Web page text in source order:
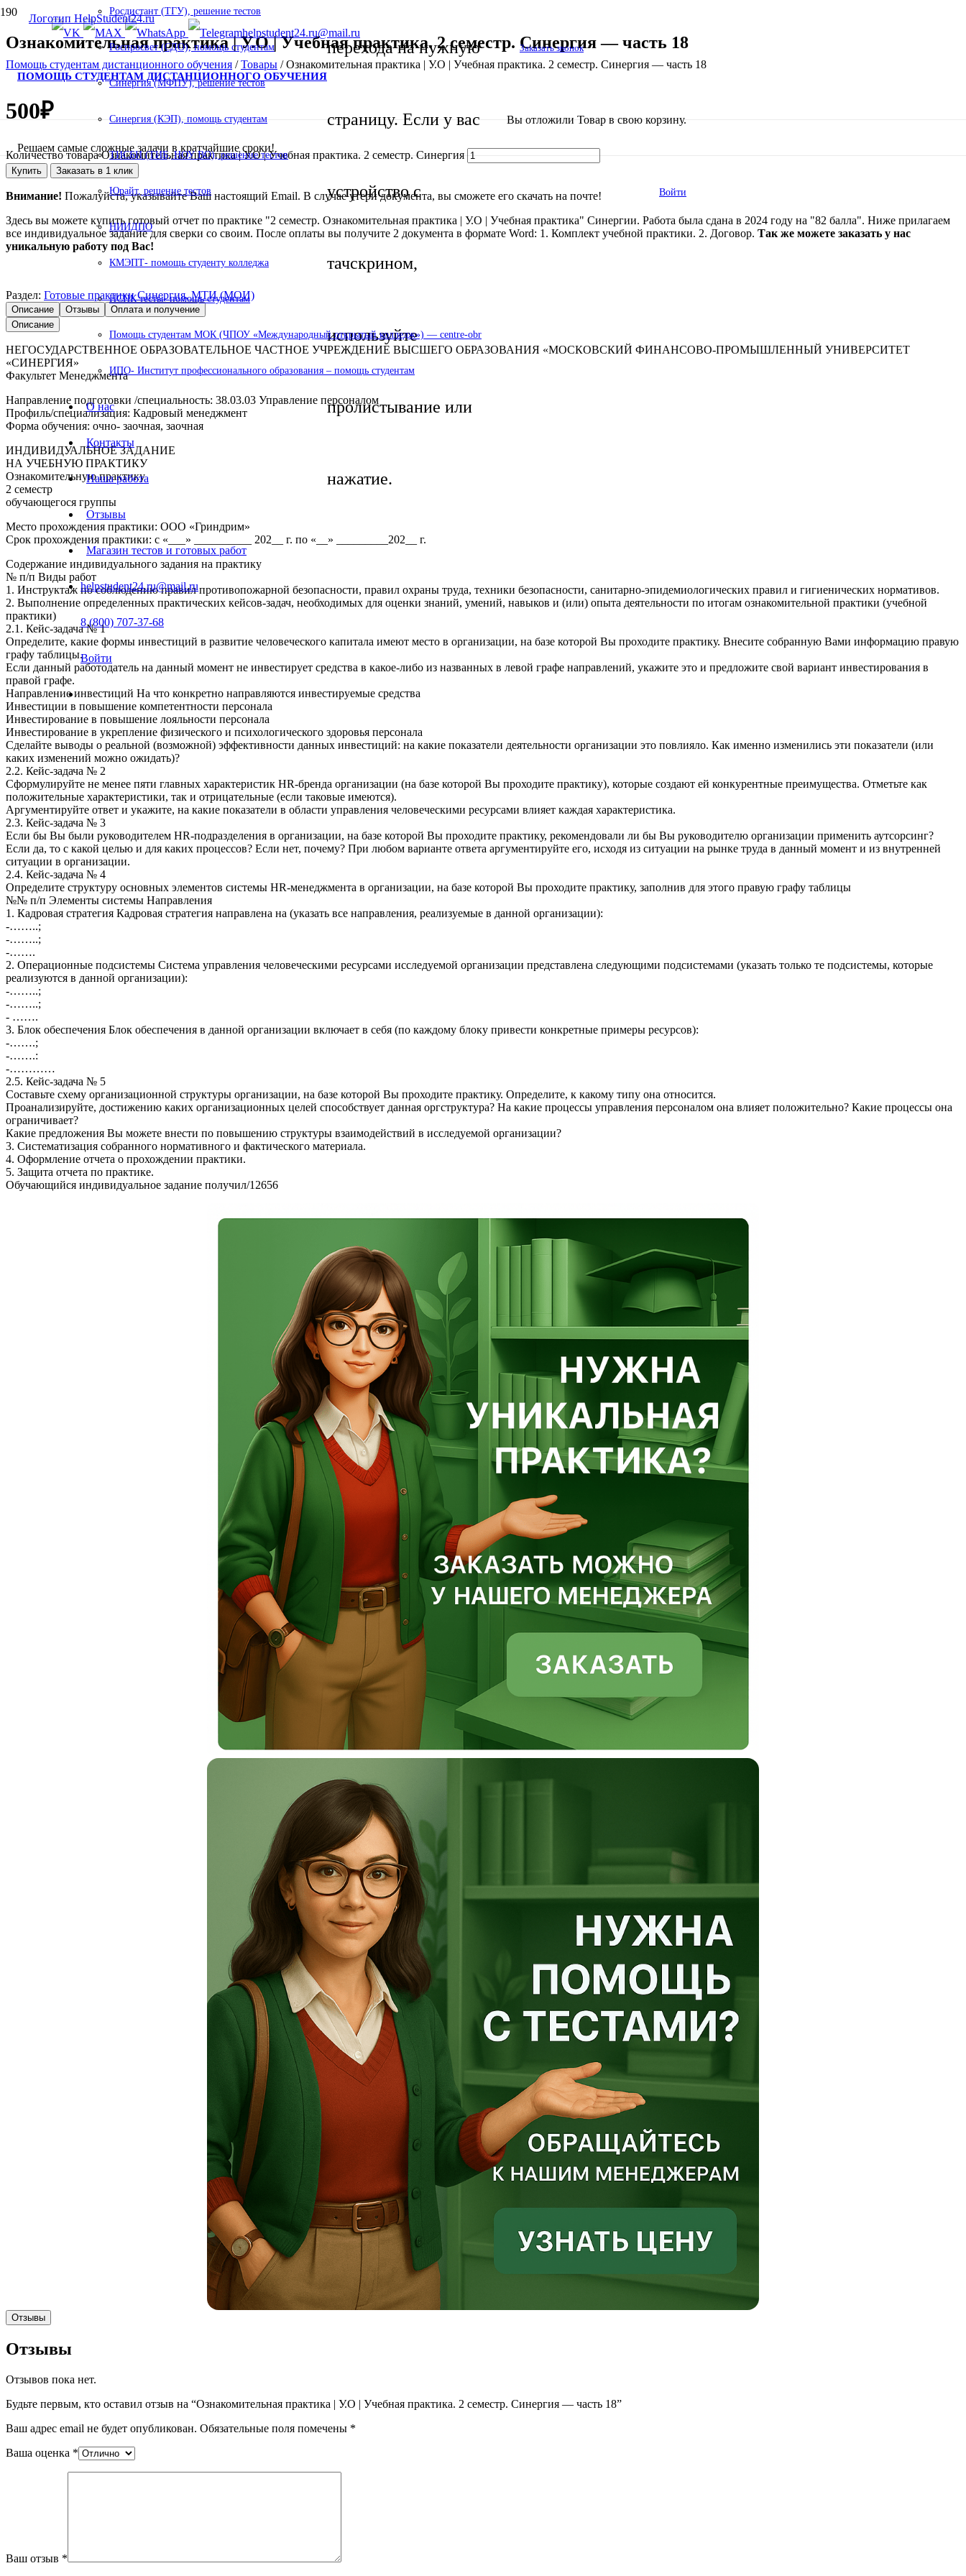
helpstudent24.ru@mail.ru
ПОМОЩЬ СТУДЕНТАМ ДИСТАНЦИОННОГО ОБУЧЕНИЯ
Решаем самые сложные задачи в кратчайшие сроки!
перехода на нужную
страницу. Если у вас
устройство с
тачскрином,
используйте
пролистывание или
нажатие.
Заказать звонок
Вы отложили Товар в свою корзину.
Войти
Росдистант (ТГУ), решение тестов
Роспросвет (СДО), помощь студентам
Синергия (МФПУ), решение тестов
Синергия (КЭП), помощь студентам
ТИСБИ (ТИБ, НОУ ВО), решение тестов
Юрайт, решение тестов
НИИДПО
КМЭПТ- помощь студенту колледжа
НСПК тесты- помощь студентам
Помощь студентам МОК (ЧПОУ «Международный открытый колледж») — centre-obr
ИПО- Институт профессионального образования – помощь студентам
О нас
Контакты
Наша работа
Отзывы
Магазин тестов и готовых работ
helpstudent24.ru@mail.ru
8 (800) 707-37-68
Войти
Ознакомительная практика | У.О | Учебная практика. 2 семестр. Синергия — часть 18
Помощь студентам дистанционного обучения /Товары /Ознакомительная практика | У.О | Учебная практика. 2 семестр. Синергия — часть 18
500₽
Количество товара Ознакомительная практика | У.О | Учебная практика. 2 семестр. Синергия
Купить Заказать в 1 клик
Внимание! Пожалуйста, указывайте Ваш настоящий Email. В случае утери документа, вы сможете его скачать на почте!
Здесь вы можете купить готовый отчет по практике "2 семестр. Ознакомительная практика | У.О | Учебная практика" Синергии. Работа была сдана в 2024 году на "82 балла". Ниже прилагаем
все индивидуальное задание для сверки со своим. После оплаты вы получите 2 документа в формате Word: 1. Комплект учебной практики. 2. Договор. Так же можете заказать у нас
уникальную работу под Вас!
Раздел: Готовые практики Синергия, МТИ (МОИ)
Описание Отзывы
Оплата и получение
Описание
НЕГОСУДАРСТВЕННОЕ ОБРАЗОВАТЕЛЬНОЕ ЧАСТНОЕ УЧРЕЖДЕНИЕ ВЫСШЕГО ОБРАЗОВАНИЯ «МОСКОВСКИЙ ФИНАНСОВО-ПРОМЫШЛЕННЫЙ УНИВЕРСИТЕТ
«СИНЕРГИЯ»
Факультет Менеджмента
Направление подготовки /специальность: 38.03.03 Управление персоналом
Профиль/специализация: Кадровый менеджмент
Форма обучения: очно- заочная, заочная
ИНДИВИДУАЛЬНОЕ ЗАДАНИЕ
НА УЧЕБНУЮ ПРАКТИКУ
Ознакомительную практику
2 семестр
обучающегося группы
Место прохождения практики: ООО «Гриндрим»
Срок прохождения практики: с «___» __________ 202__ г. по «__» _________202__ г.
Содержание индивидуального задания на практику
№ п/п Виды работ
1. Инструктаж по соблюдению правил противопожарной безопасности, правил охраны труда, техники безопасности, санитарно-эпидемиологических правил и гигиенических нормативов.
2. Выполнение определенных практических кейсов-задач, необходимых для оценки знаний, умений, навыков и (или) опыта деятельности по итогам ознакомительной практики (учебной
практики)
2.1. Кейс-задача № 1
Определите, какие формы инвестиций в развитие человеческого капитала имеют место в организации, на базе которой Вы проходите практику. Внесите собранную Вами информацию правую
графу таблицы.
Если данный работодатель на данный момент не инвестирует средства в какое-либо из названных в левой графе направлений, укажите это и предложите свой вариант инвестирования в
правой графе.
Направление инвестиций На что конкретно направляются инвестируемые средства
Инвестиции в повышение компетентности персонала
Инвестирование в повышение лояльности персонала
Инвестирование в укрепление физического и психологического здоровья персонала
Сделайте выводы о реальной (возможной) эффективности данных инвестиций: на какие показатели деятельности организации это повлияло. Как именно изменились эти показатели (или
каких изменений можно ожидать)?
2.2. Кейс-задача № 2
Сформулируйте не менее пяти главных характеристик HR-бренда организации (на базе которой Вы проходите практику), которые создают ей конкурентные преимущества. Отметьте как
положительные характеристики, так и отрицательные (если таковые имеются).
Аргументируйте ответ и укажите, на какие показатели в области управления человеческими ресурсами влияет каждая характеристика.
2.3. Кейс-задача № 3
Если бы Вы были руководителем HR-подразделения в организации, на базе которой Вы проходите практику, рекомендовали ли бы Вы руководителю организации применить аутсорсинг?
Если да, то с какой целью и для каких процессов? Если нет, почему? При любом варианте ответа аргументируйте его, исходя из ситуации на рынке труда в данный момент и из внутренней
ситуации в организации.
2.4. Кейс-задача № 4
Определите структуру основных элементов системы HR-менеджмента в организации, на базе которой Вы проходите практику, заполнив для этого правую графу таблицы
№№ п/п Элементы системы Направления
1. Кадровая стратегия Кадровая стратегия направлена на (указать все направления, реализуемые в данной организации):
-……..;
-……..;
-…….
2. Операционные подсистемы Система управления человеческими ресурсами исследуемой организации представлена следующими подсистемами (указать только те подсистемы, которые
реализуются в данной организации):
-……..;
-……..;
- …….
3. Блок обеспечения Блок обеспечения в данной организации включает в себя (по каждому блоку привести конкретные примеры ресурсов):
-…….;
-…….:
-…………
2.5. Кейс-задача № 5
Составьте схему организационной структуры организации, на базе которой Вы проходите практику. Определите, к какому типу она относится.
Проанализируйте, достижению каких организационных целей способствует данная оргструктура? На какие процессы управления персоналом она влияет положительно? Какие процессы она
ограничивает?
Какие предложения Вы можете внести по повышению структуры взаимодействий в исследуемой организации?
3. Систематизация собранного нормативного и фактического материала.
4. Оформление отчета о прохождении практики.
5. Защита отчета по практике.
Обучающийся индивидуальное задание получил/12656
Отзывы
Отзывы
Отзывов пока нет.
Будьте первым, кто оставил отзыв на “Ознакомительная практика | У.О | Учебная практика. 2 семестр. Синергия — часть 18”
Ваш адрес email не будет опубликован. Обязательные поля помечены *
Ваша оценка *
Ваш отзыв *